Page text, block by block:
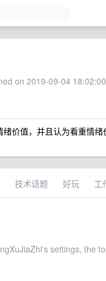
on 2019-09-04
价值，并且认为看重情
技术话题 好玩 工
settings, the